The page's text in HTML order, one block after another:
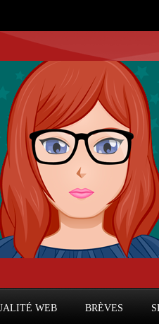
WEB BRÈVES